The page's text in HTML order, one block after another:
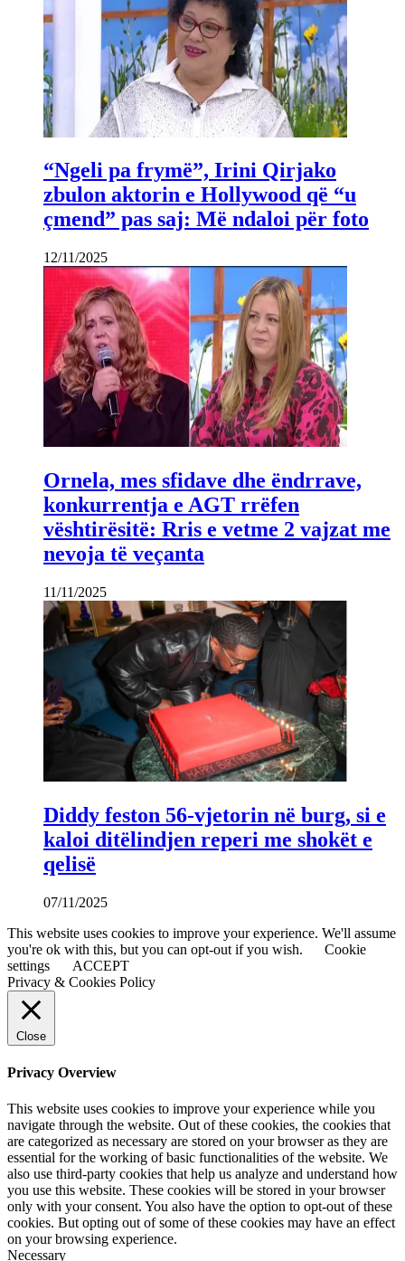
“Ngeli pa frymë”, Irini Qirjako
zbulon aktorin e Hollywood që “u
çmend” pas saj: Më ndaloi për foto
12/11/2025
Ornela, mes sfidave dhe ëndrrave,
konkurrentja e AGT rrëfen
vështirësitë: Rris e vetme 2 vajzat me
nevoja të veçanta
11/11/2025
Diddy feston 56-vjetorin në burg, si e
kaloi ditëlindjen reperi me shokët e
qelisë
07/11/2025
This website uses cookies to improve your experience. We'll assume
you're ok with this, but you can opt-out if you wish.
Cookie
settings
ACCEPT
Privacy & Cookies Policy
Close
Privacy Overview
This website uses cookies to improve your experience while you
navigate through the website. Out of these cookies, the cookies that
are categorized as necessary are stored on your browser as they are
essential for the working of basic functionalities of the website. We
also use third-party cookies that help us analyze and understand how
you use this website. These cookies will be stored in your browser
only with your consent. You also have the option to opt-out of these
cookies. But opting out of some of these cookies may have an effect
on your browsing experience.
Necessary